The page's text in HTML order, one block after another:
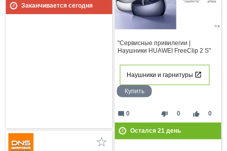
Заканчивается сегодня
"Сервисные привилегии |
Наушники HUAWEI FreeClip 2 S"
Наушники и гарнитуры
Купить
thumb_down 0 thumb_up 0
mode_comment 0
Остался 21 день